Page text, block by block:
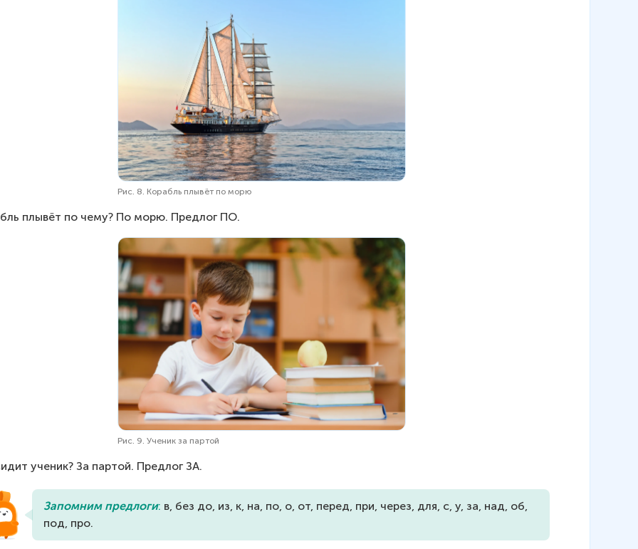
Рис. 8. Корабль плывёт по морю
плывёт по чему? По морю. Предлог ПО.
Рис. 9. Ученик за партой
ученик? За партой. Предлог ЗА.
Запомним предлоги: в, без до, из, к, на, по, о, от, перед, при, через, для, с, у, за, над, об,
под, про.